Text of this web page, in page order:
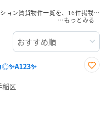
◎✨A123✨
稲区
手稲駅の家具家電付きマンスリーマンション賃貸物件一覧を、16件掲載中。敷金・礼金無料、家具・家電付をご紹介。こだわり条件での絞込みも簡単！
…